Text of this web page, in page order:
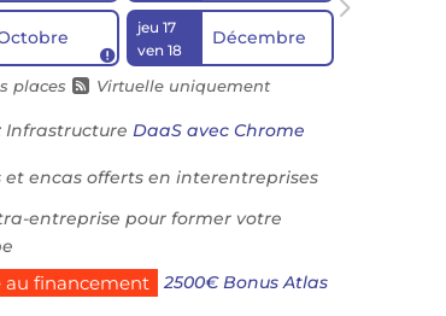

jeu 17
ven 18
Décembre
places  Virtuelle uniquement
InfrastructureDaaS avec Chrome
et encas offerts en interentreprises
entreprise pour former votre
au financement
2500€ Bonus Atlas